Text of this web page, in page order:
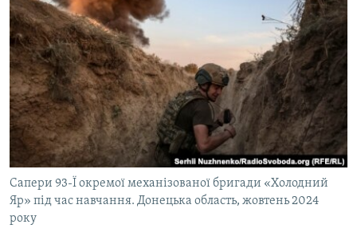
СВІТ
КИТАЙ.ВИКЛИКИ
МУЛЬТИМЕДІА
ФОТО
СПЕЦПРОЄКТИ
ПОДКАСТИ
КРИМ РЕАЛІЇ
РУС
УКР
Сапери 93-Ї окремої механізованої бригади «Холодний
Яр» під час навчання. Донецька область, жовтень 2024
року